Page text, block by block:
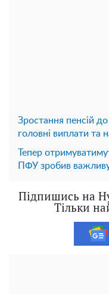
Зростання пенсій
головні виплати та
Тепер
ПФУ зробив
Підпишись на
Тільки